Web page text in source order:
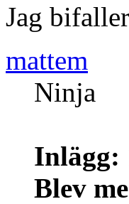
Jag
mattem
Ninja
Inlägg:
Blev